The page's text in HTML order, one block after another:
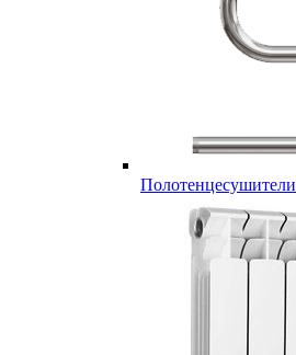
Полотенцесушители